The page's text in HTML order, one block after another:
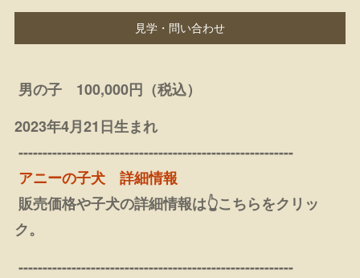
見学・問い合わせ
男の子 100,000円（税込）
2023年4月21日生まれ
---------------------------------------------------------
アニーの子犬 詳細情報
販売価格や子犬の詳細情報は👆こちらをクリッ
ク。
---------------------------------------------------------